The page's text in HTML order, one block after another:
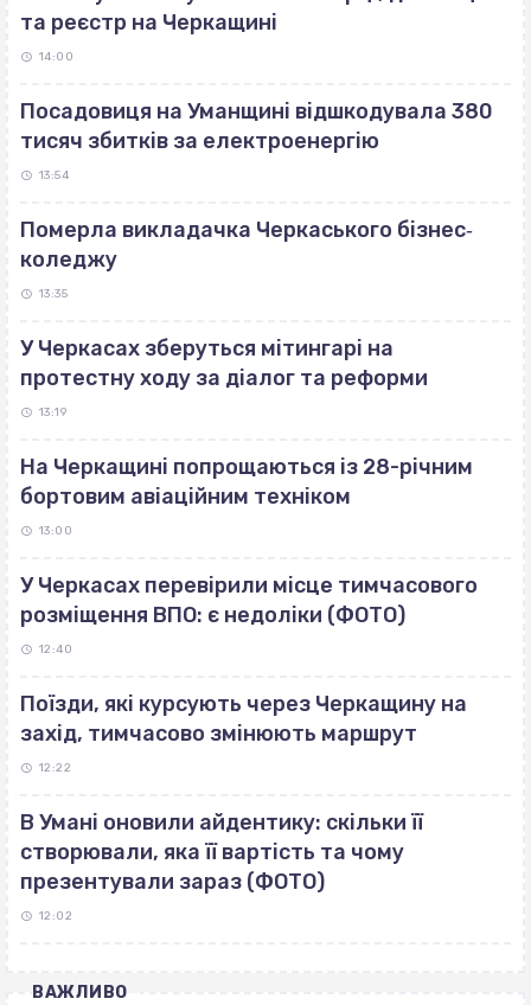
та реєстр на Черкащині
14:00
Посадовиця на Уманщині відшкодувала 380
тисяч збитків за електроенергію
13:54
Померла викладачка Черкаського бізнес‐
коледжу
13:35
У Черкасах зберуться мітингарі на
протестну ходу за діалог та реформи
13:19
На Черкащині попрощаються із 28-річним
бортовим авіаційним техніком
13:00
У Черкасах перевірили місце тимчасового
розміщення ВПО: є недоліки (ФОТО)
12:40
Поїзди, які курсують через Черкащину на
захід, тимчасово змінюють маршрут
12:22
В Умані оновили айдентику: скільки її
створювали, яка її вартість та чому
презентували зараз (ФОТО)
12:02
ВАЖЛИВО